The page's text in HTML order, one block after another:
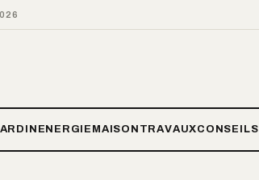
ENERGIE MAISON TRAVAUXCONSEILS